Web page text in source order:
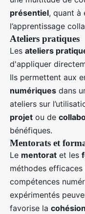
présentiel, quant à
l’apprentissage
Ateliers pratiques
Les ateliers
d'appliquer
Ils permettent aux
numériques dans
ateliers sur
projet ou de
bénéfiques.
Mentorats et
Le mentorat et les
méthodes
compétences
expérimentés
favorise la